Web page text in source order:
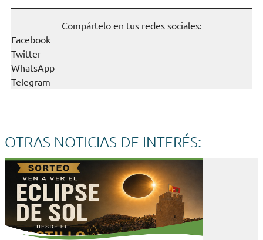
Compártelo en tus redes sociales:
Facebook
Twitter
WhatsApp
Telegram
OTRAS NOTICIAS DE INTERÉS: